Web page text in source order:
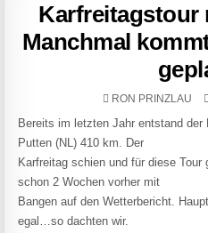
Karfreitagstour
Manchmal
AUTHOR:
RON PRINZLAU
Bereits im letzten Jahr entstand
Putten (NL) 410 km. Der
Karfreitag schien und für diese
schon 2 Wochen vorher mit
Bangen auf den Wetterbericht.
egal…so dachten wir.